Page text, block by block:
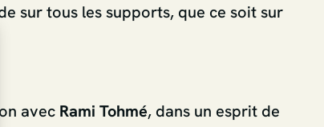
sur tous les supports, que ce soit sur
avec Rami Tohmé, dans un esprit de